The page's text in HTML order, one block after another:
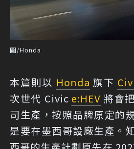
圖/Honda
本篇則以 Honda 旗下
次世代 Civic e:HEV 將會
司生產，按照品牌原定的
是要在墨西哥設廠生產。